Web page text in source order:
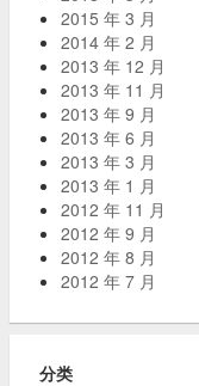
2015 年 3 月
2014 年 2 月
2013 年 12 月
2013 年 11 月
2013 年 9 月
2013 年 6 月
2013 年 3 月
2013 年 1 月
2012 年 11 月
2012 年 9 月
2012 年 8 月
2012 年 7 月
分类